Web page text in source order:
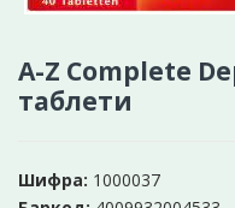
A-Z Complete
таблети
Шифра: 1000037